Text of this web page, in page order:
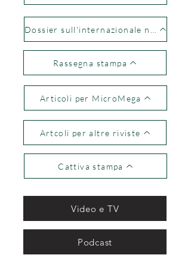
Rassegna stampa
Articoli per MicroMega
Artcoli per altre riviste
Cattiva stampa
Video e TV
Podcast